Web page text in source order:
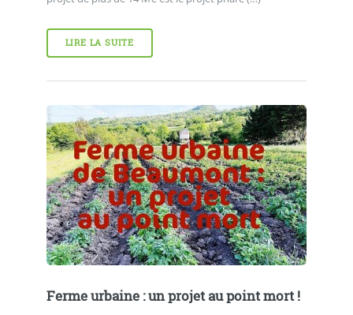
LIRE LA SUITE
Ferme urbaine : un projet au point mort !